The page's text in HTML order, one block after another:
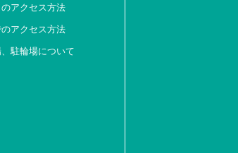
アクセス方法
アクセス方法
駐輪場について